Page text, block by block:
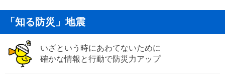
「知る防災」地震
いざという時にあわてないために
確かな情報と行動で防災力アップ